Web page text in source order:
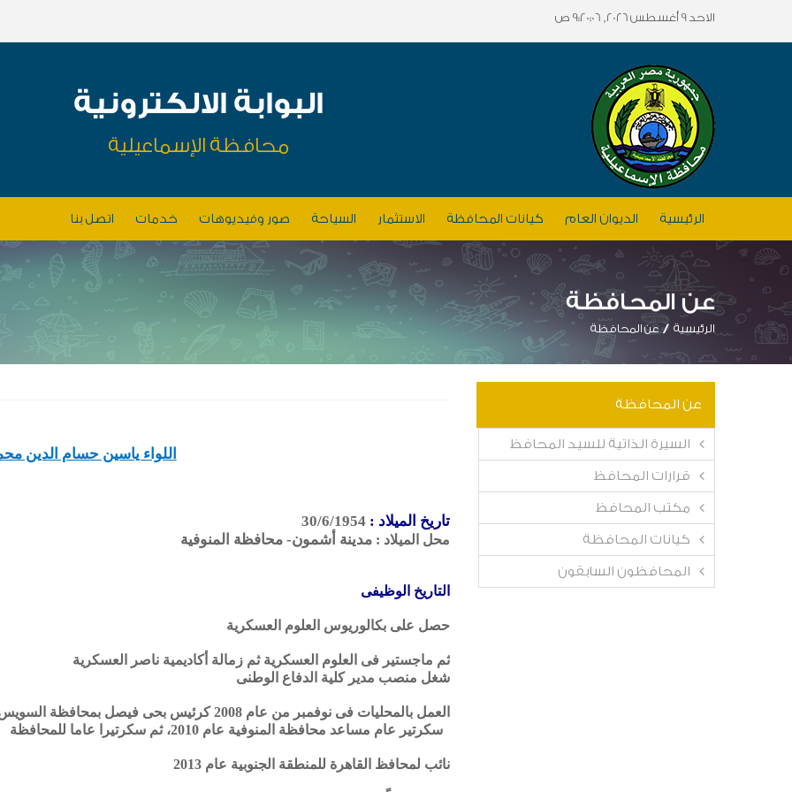
الاحد 9 أغسطس 2026, 9:20:06 ص
البوابة الالكترونية
محافظة الإسماعيلية
الرئيسية الديوان العام كيانات المحافظة الاستثمار السياحة صور وفيديوهات خدمات اتصل بنا
عن المحافظة
الرئيسية عن المحافظة
عن المحافظة
السيرة الذاتية للسيد المحافظ
قرارات المحافظ
مكتب المحافظ
كيانات المحافظة
المحافظون السابقون
اللواء ياسين حسام الدين
تاريخ الميلاد : 30/6/1954
محل الميلاد : مدينة أشمون- محافظة المنوفية
التاريخ الوظيفى
حصل على بكالوريوس العلوم العسكرية
ثم ماجستير فى العلوم العسكرية ثم زمالة أكاديمية ناصر العسكرية
شغل منصب مدير كلية الدفاع الوطنى
العمل بالمحليات فى نوفمبر من عام 2008 كرئيس بحى فيصل بمحافظة السويس
سكرتير عام مساعد محافظة المنوفية عام 2010، ثم سكرتيرا عاما للمحافظة
نائب لمحافظ القاهرة للمنطقة الجنوبية عام 2013